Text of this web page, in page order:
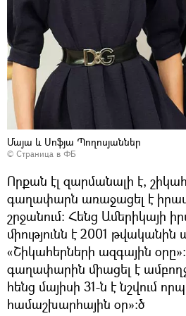
Մայա և Սոֆյա Պողոսյաններ
© Страница в ФБ
Որքան էլ զարմանալի է,
գաղափարն առաջացել է
շրջանում։ Հենց Ամերիկայի
միությունն է 2001 թվականին
«Շիկահերների ազգային
գաղափարին միացել է
հենց մայիսի 31-ն է նշվում
համաշխարհային օր»։ծ